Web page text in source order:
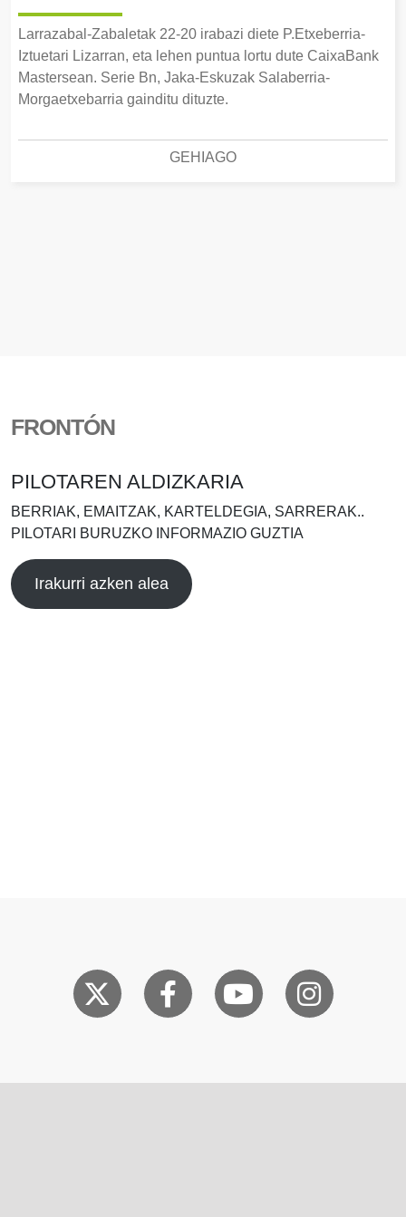
Larrazabal-Zabaletak 22-20 irabazi diete P.Etxeberria-
Iztuetari Lizarran, eta lehen puntua lortu dute CaixaBank
Mastersean. Serie Bn, Jaka-Eskuzak Salaberria-
Morgaetxebarria gainditu dituzte.
GEHIAGO
FRONTÓN
PILOTAREN ALDIZKARIA
BERRIAK, EMAITZAK, KARTELDEGIA, SARRERAK..
PILOTARI BURUZKO INFORMAZIO GUZTIA
Irakurri azken alea